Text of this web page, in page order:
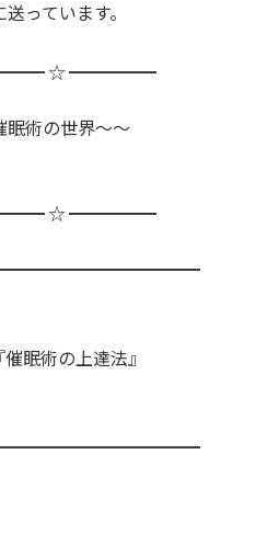
っています。
☆ ━━━━━
術の世界～～
☆ ━━━━━
眠術の上達法』